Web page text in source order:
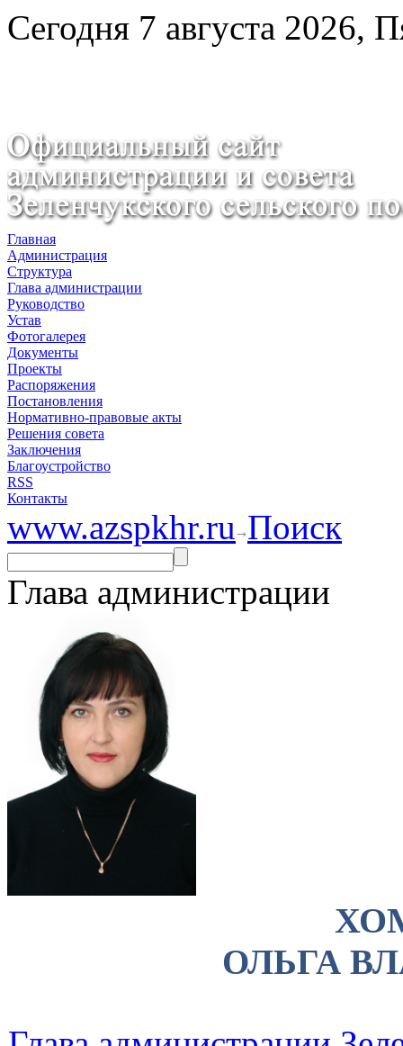
Сегодня 7 августа 2026,
Главная
Администрация
Структура
Глава администрации
Руководство
Устав
Фотогалерея
Документы
Проекты
Распоряжения
Постановления
Нормативно-правовые акты
Решения совета
Заключения
Благоустройство
RSS
Контакты
www.azspkhr.ru Поиск
Глава администрации
ОЛЬГА